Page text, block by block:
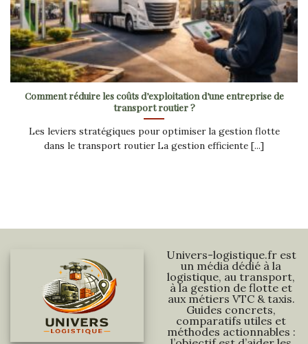
Comment réduire les coûts d’exploitation d’une entreprise de
transport routier ?
Les leviers stratégiques pour optimiser la gestion flotte
dans le transport routier La gestion efficiente [...]
Univers-logistique.fr est
un média dédié à la
logistique, au transport,
à la gestion de flotte et
aux métiers VTC & taxis.
Guides concrets,
comparatifs utiles et
méthodes actionnables :